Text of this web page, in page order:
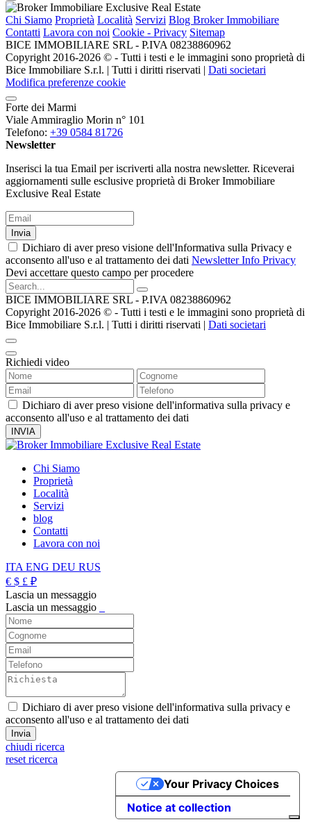
Chi Siamo Proprietà Località Servizi Blog Broker Immobiliare
Contatti Lavora con noi Cookie - Privacy Sitemap
BICE IMMOBILIARE SRL - P.IVA 08238860962
Copyright 2016-2026 ©️ - Tutti i testi e le immagini sono proprietà di
Bice Immobiliare S.r.l. | Tutti i diritti riservati | Dati societari
Modifica preferenze cookie
Forte dei Marmi
Viale Ammiraglio Morin n° 101
Telefono: +39 0584 81726
Newsletter
Inserisci la tua Email per iscriverti alla nostra newsletter. Riceverai
aggiornamenti sulle esclusive proprietà di Broker Immobiliare
Exclusive Real Estate
Invia
Dichiaro di aver preso visione dell'Informativa sulla Privacy e
acconsento all'uso e al trattamento dei dati Newsletter Info Privacy
Devi accettare questo campo per procedere
BICE IMMOBILIARE SRL - P.IVA 08238860962
Copyright 2016-2026 ©️ - Tutti i testi e le immagini sono proprietà di
Bice Immobiliare S.r.l. | Tutti i diritti riservati | Dati societari
Richiedi video
Dichiaro di aver preso visione dell'informativa sulla privacy e
acconsento all'uso e al trattamento dei dati
Chi Siamo
Proprietà
Località
Servizi
blog
Contatti
Lavora con noi
ITA ENG DEU RUS
€ $ £ ₽
Lascia un messaggio
Lascia un messaggio
Dichiaro di aver preso visione dell'informativa sulla privacy e
acconsento all'uso e al trattamento dei dati
chiudi ricerca
reset ricerca
Notice at collection
Your Privacy Choices